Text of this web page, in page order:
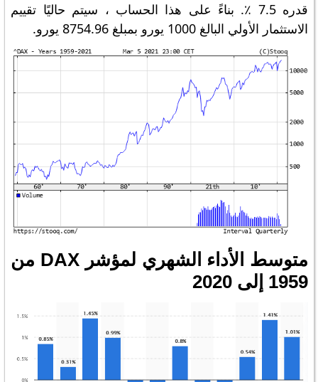
قدره 7.5 ٪. بناءً على هذا الحساب ، سيتم حاليًا تقييم
الاستثمار الأولي البالغ 1000 يورو بمبلغ 8754.96 يورو.
متوسط ​​الأداء الشهري لمؤشر DAX من
1959 إلى 2020